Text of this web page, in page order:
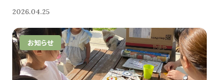
2026.04.25
お知らせ